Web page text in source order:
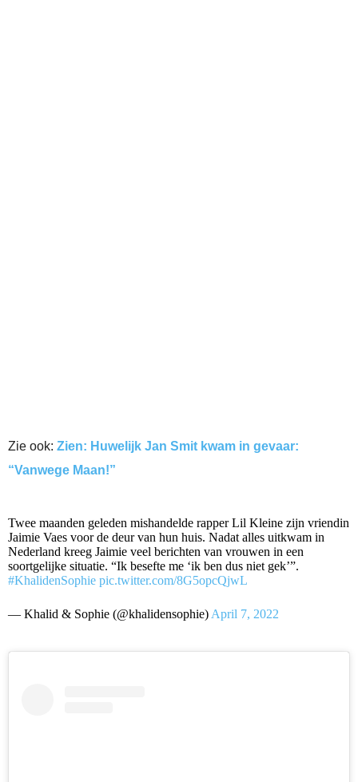
Zie ook: Zien: Huwelijk Jan Smit kwam in gevaar:
“Vanwege Maan!”
Twee maanden geleden mishandelde rapper Lil Kleine zijn vriendin
Jaimie Vaes voor de deur van hun huis. Nadat alles uitkwam in
Nederland kreeg Jaimie veel berichten van vrouwen in een
soortgelijke situatie. “Ik besefte me ‘ik ben dus niet gek’”.
#KhalidenSophie pic.twitter.com/8G5opcQjwL
— Khalid & Sophie (@khalidensophie)April 7, 2022